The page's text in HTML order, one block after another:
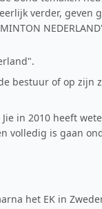
verder, geven
bestuur of op zijn
in 2010 heeft
volledig is gaan
het EK in